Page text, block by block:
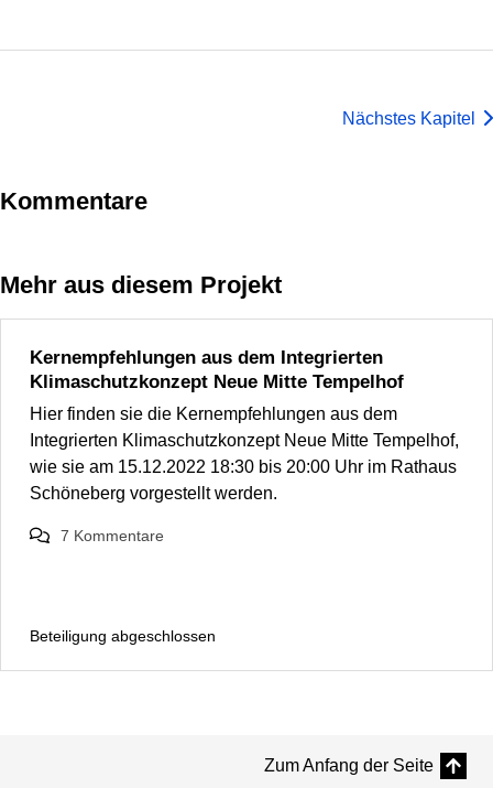
Nächstes Kapitel
Kommentare
Mehr aus diesem Projekt
Kernempfehlungen aus dem Integrierten
Klimaschutzkonzept Neue Mitte Tempelhof
Hier finden sie die Kernempfehlungen aus dem
Integrierten Klimaschutzkonzept Neue Mitte Tempelhof,
wie sie am 15.12.2022 18:30 bis 20:00 Uhr im Rathaus
Schöneberg vorgestellt werden.
7 Kommentare
Beteiligung abgeschlossen
Zum Anfang der Seite